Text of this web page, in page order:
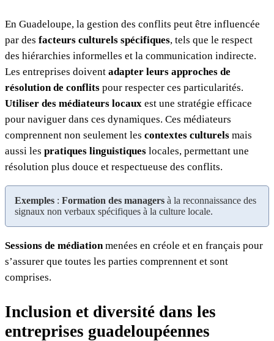
En Guadeloupe, la gestion des conflits peut être influencée
par des facteurs culturels spécifiques, tels que le respect
des hiérarchies informelles et la communication indirecte.
Les entreprises doivent adapter leurs approches de
résolution de conflits pour respecter ces particularités.
Utiliser des médiateurs locaux est une stratégie efficace
pour naviguer dans ces dynamiques. Ces médiateurs
comprennent non seulement les contextes culturels mais
aussi les pratiques linguistiques locales, permettant une
résolution plus douce et respectueuse des conflits.
Exemples : Formation des managers à la reconnaissance des
signaux non verbaux spécifiques à la culture locale.
Sessions de médiation menées en créole et en français pour
s’assurer que toutes les parties comprennent et sont
comprises.
Inclusion et diversité dans les
entreprises guadeloupéennes